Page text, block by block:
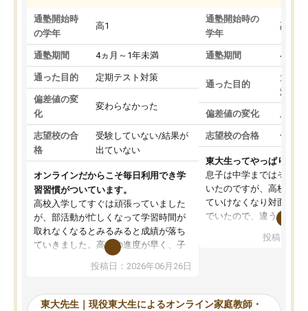
通塾開始時
の学年
高1
通塾期間 4ヵ月～1年未満
通った目的 定期テスト対策
偏差値の変
化
変わらなかった
志望校の合
格
受験していない/結果が
出ていない
オンラインだからこそ毎日利用でき学
習習慣がついています。
高校入学してすぐは頑張っていました
が、部活動が忙しくなって学習時間が
取れなくなるとみるみると成績が落ち
ていきました。高校の進度が早く、子
供も家に帰って勉強の話すると嫌な反
応を示します。東大先生にお願いして
れるので、親としても安心です。毎日
投稿日：2026年06月26日
通塾開始時の
学年
高3
通塾期間 4ヵ月
通った目的
大学
対策
偏差値の変化 上が
志望校の合格 合格
東大生ってやっぱりすご
息子は中学まではそこそ
いたのですが、高校に入
ていけなくなり対面の塾
でいたので、違うアプロ
で、当初は模試でD判定
自習室が毎日使えていつ
投稿日：
東大先生｜現役東大生によるオンライン家庭教師・